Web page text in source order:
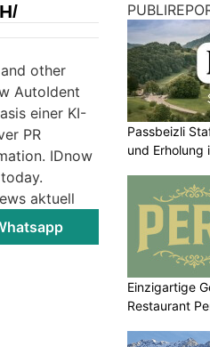
other
AutoIdent
einer KI-
PR
IDnow
aktuell
Passbeizli
und Erholung
Einzigartige
Restaurant